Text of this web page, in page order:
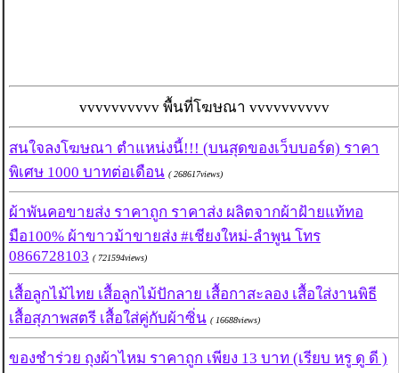
vvvvvvvvvv พื้นที่โฆษณา vvvvvvvvvv
สนใจลงโฆษณา ตำแหน่งนี้!!! (บนสุดของเว็บบอร์ด) ราคา
พิเศษ 1000 บาทต่อเดือน ( 268617views)
ผ้าพันคอขายส่ง ราคาถูก ราคาส่ง ผลิตจากผ้าฝ้ายแท้ทอ
มือ100% ผ้าขาวม้าขายส่ง #เชียงใหม่-ลำพูน โทร
0866728103 ( 721594views)
เสื้อลูกไม้ไทย เสื้อลูกไม้ปักลาย เสื้อกาสะลอง เสื้อใส่งานพิธี
เสื้อสุภาพสตรี เสื้อใส่คู่กับผ้าซิ่น ( 16688views)
ของชำร่วย ถุงผ้าไหม ราคาถูก เพียง 13 บาท (เรียบ หรู ดู ดี )